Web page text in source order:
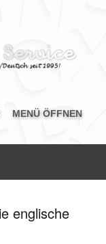
MENÜ ÖFFNEN
englische